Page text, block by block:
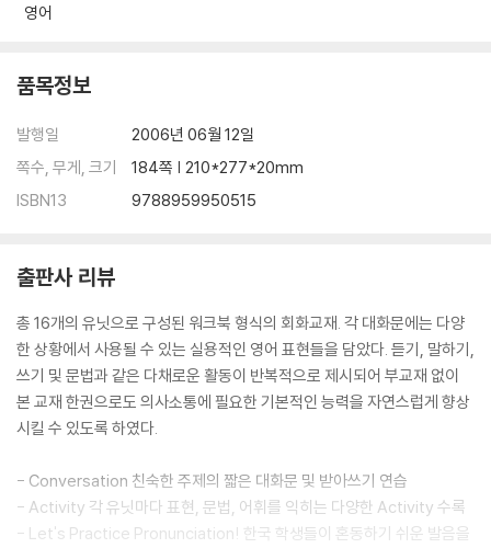
영어
품목정보
발행일
2006년 06월 12일
쪽수, 무게, 크기
184쪽 | 210*277*20mm
ISBN13
9788959950515
출판사 리뷰
총 16개의 유닛으로 구성된 워크북 형식의 회화교재. 각 대화문에는 다양
한 상황에서 사용될 수 있는 실용적인 영어 표현들을 담았다. 듣기, 말하기,
쓰기 및 문법과 같은 다채로운 활동이 반복적으로 제시되어 부교재 없이
본 교재 한권으로도 의사소통에 필요한 기본적인 능력을 자연스럽게 향상
시킬 수 있도록 하였다.
- Conversation 친숙한 주제의 짧은 대화문 및 받아쓰기 연습
- Activity 각 유닛마다 표현, 문법, 어휘를 익히는 다양한 Activity 수록
- Let's Practice Pronunciation! 한국 학생들이 혼동하기 쉬운 발음을